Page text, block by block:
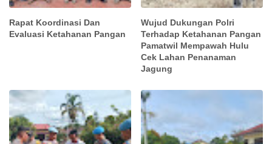
Rapat Koordinasi Dan
Evaluasi Ketahanan Pangan
Wujud Dukungan Polri
Terhadap Ketahanan Pangan
Pamatwil Mempawah Hulu
Cek Lahan Penanaman
Jagung